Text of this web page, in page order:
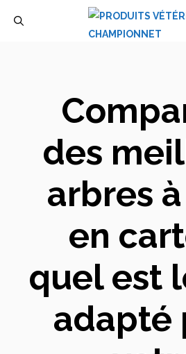
des
arbres
en
quel est
adapté